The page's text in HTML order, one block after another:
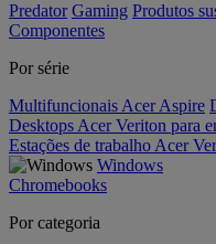
Predator Gaming Produtos
Componentes
Por série
Multifuncionais Acer Aspire
Desktops Acer Veriton para
Estações de trabalho Acer
Windows
Chromebooks
Por categoria